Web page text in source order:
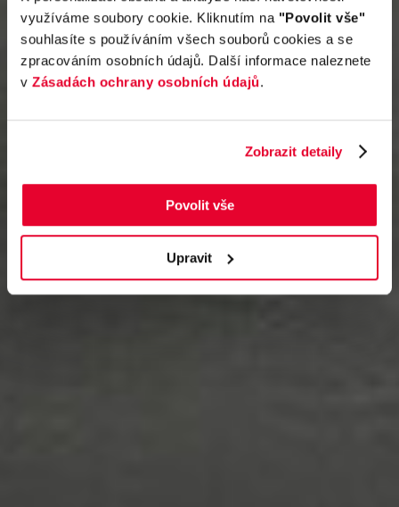
využíváme soubory cookie. Kliknutím na "Povolit vše"
souhlasíte s používáním všech souborů cookies a se
zpracováním osobních údajů. Další informace naleznete
v Zásadách ochrany osobních údajů.
Zobrazit detaily
Povolit vše
Upravit